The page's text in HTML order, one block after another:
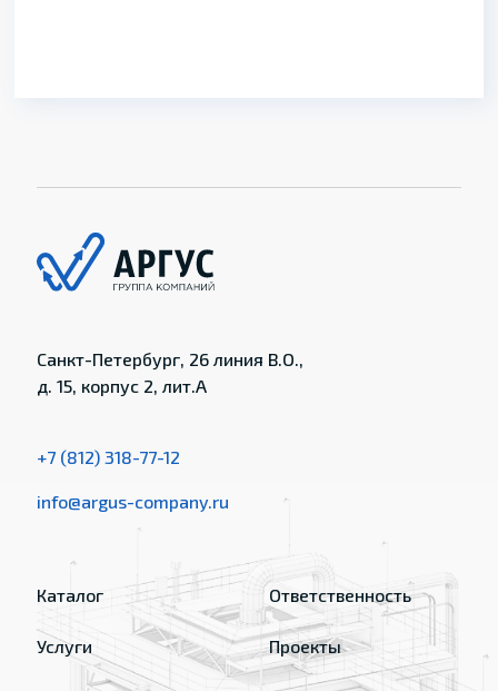
Санкт-Петербург, 26 линия В.О.,
д. 15, корпус 2, лит.А
+7 (812) 318-77-12
info@argus-company.ru
Каталог
Услуги
Ответственность
Проекты